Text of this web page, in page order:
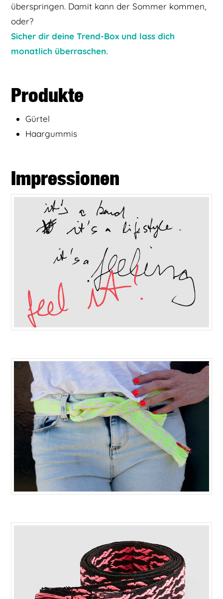
überspringen. Damit kann der Sommer kommen,
oder?
Sicher dir deine Trend-Box und lass dich
monatlich überraschen.
Produkte
Gürtel
Haargummis
Impressionen